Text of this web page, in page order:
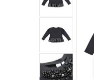
(см)
Предупреждение :